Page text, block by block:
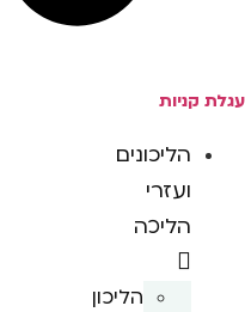
עגלת קניות
הליכונים
ועזרי
הליכה
הליכון